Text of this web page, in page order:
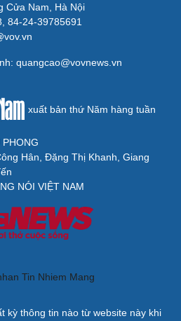
Cửa Nam, Hà Nội
84-24-39785691
quangcao@vovnews.vn
xuất bản thứ Năm hàng tuần
Hân, Đặng Thị Khanh, Giang
NÓI VIỆT NAM
kỳ thông tin nào từ website này khi